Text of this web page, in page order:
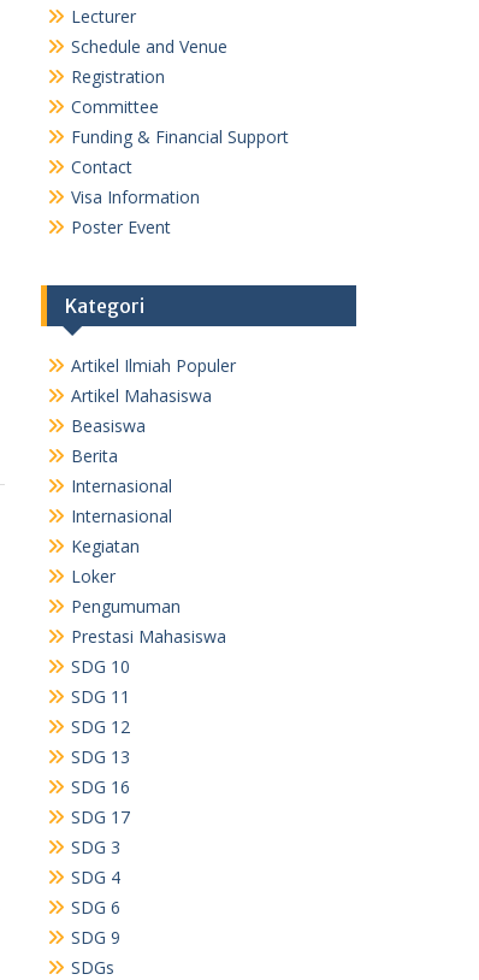
Lecturer
Schedule and Venue
Registration
Committee
Funding & Financial Support
Contact
Visa Information
Poster Event
Kategori
Artikel Ilmiah Populer
Artikel Mahasiswa
Beasiswa
Berita
Internasional
Internasional
Kegiatan
Loker
Pengumuman
Prestasi Mahasiswa
SDG 10
SDG 11
SDG 12
SDG 13
SDG 16
SDG 17
SDG 3
SDG 4
SDG 6
SDG 9
SDGs